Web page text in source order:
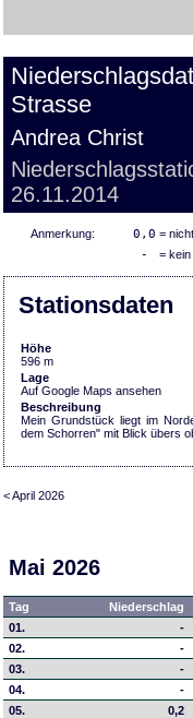
Strasse
Andrea Christ
26.11.2014
Anmerkung: 0,0 =
- =
Stationsdaten
Höhe
596 m
Lage
Auf Google Maps ansehen
Beschreibung
Mein Grundstück liegt im
dem Schorren" mit Blick übers
< April 2026
Mai 2026
Tag Niederschlag
01.
-
02.
-
03.
-
04.
-
05.
0,2